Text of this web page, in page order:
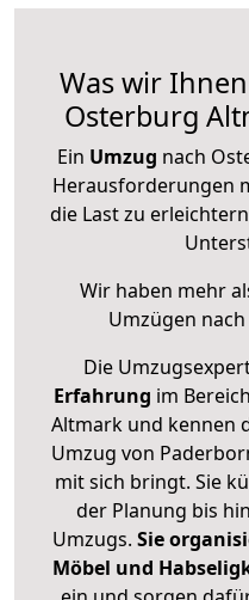
Was wir
Osterburg
Ein Umzug nach
Herausforderungen
die Last zu
Wir haben mehr
Umzügen nach
Die
Erfahrung im
Altmark und kennen
Umzug von
mit sich bringt. Sie
der Planung bis
Umzugs. Sie
Möbel und